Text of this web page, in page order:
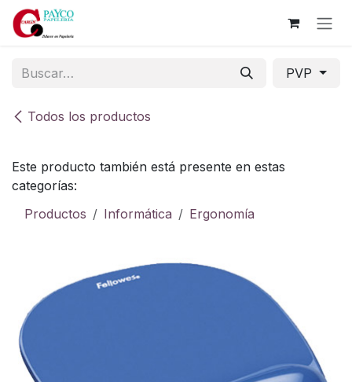
Ir al contenido
Todos los productos
PVP
Este producto también está presente en estas
categorías:
Productos
Informática Ergonomía